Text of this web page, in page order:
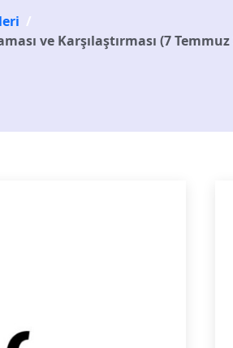
/
ve Karşılaştırması (7 Temmuz